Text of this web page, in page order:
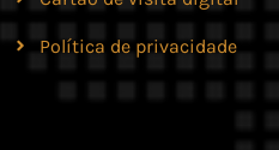
Política de privacidade